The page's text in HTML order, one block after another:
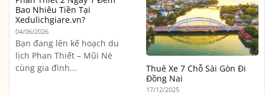
Bao Nhiêu Tiền Tại
Xedulichgiare.vn?
04/06/2026
Bạn đang lên kế hoạch du
lịch Phan Thiết – Mũi Né
cùng gia đình...
Thuê Xe 7 Chỗ Sài Gòn Đi
Đồng Nai
17/12/2025